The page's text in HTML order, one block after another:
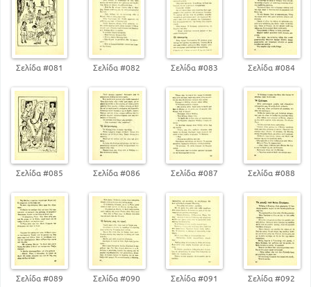
Σελίδα #081 Σελίδα #082 Σελίδα #083 Σελίδα #084
Σελίδα #085 Σελίδα #086 Σελίδα #087 Σελίδα #088
Σελίδα #089 Σελίδα #090 Σελίδα #091 Σελίδα #092